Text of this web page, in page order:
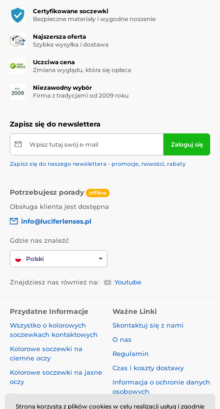
Certyfikowane soczewki
Bezpieczne materiały i wygodne noszenie
Najszersza oferta
Szybka wysyłka i dostawa
Uczciwa cena
Zmiana wyglądu, która się opłaca
Niezawodny wybór
Firma z tradycjami od 2009 roku
Zapisz się do newslettera
Wpisz tutaj swój e-mail Zaloguj się
Zapisz się do naszego newslettera - promocje, nowości, rabaty
Potrzebujesz porady offline
Obsługa klienta jest dostępna
info@luciferlenses.pl
Gdzie nas znaleźć
Polski
Znajdziesz nas również na: Youtube
Przydatne Informacje
Wszystko o kolorowych
soczewkach kontaktowych
Kolorowe soczewki na
ciemne oczy
Kolorowe soczewki na jasne
oczy
Blog
Ważne Linki
Skontaktuj się z nami
O nas
Regulamin
Czas i koszty dostawy
Informacja o ochronie danych
osobowych
Reklamacje i Odstąpienie od
Strona korzysta z plików cookies w celu realizacji usług i zgodnie